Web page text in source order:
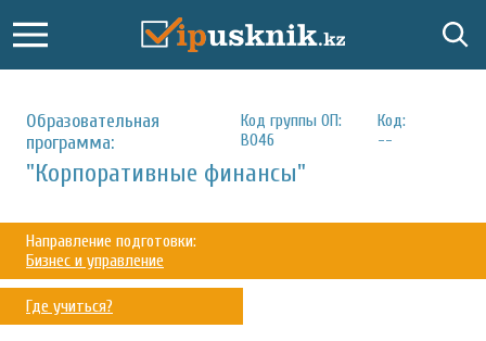
Образовательная
программа:
Код группы ОП:
B046
Код:
--
"Корпоративные финансы"
Направление подготовки:
Бизнес и управление
Где учиться?